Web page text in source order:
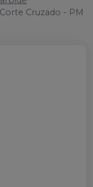
Cruzado - PM